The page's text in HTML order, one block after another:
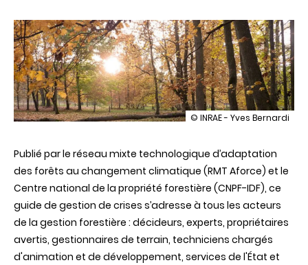
illustration
en
forêt
:
parution
d’un
nouveau
guide
de
gestion
© INRAE - Yves Bernardi
Publié par le réseau mixte technologique d’adaptation
des forêts au changement climatique (RMT Aforce) et le
Centre national de la propriété forestière (CNPF-IDF), ce
guide de gestion de crises s’adresse à tous les acteurs
de la gestion forestière : décideurs, experts, propriétaires
avertis, gestionnaires de terrain, techniciens chargés
d'animation et de développement, services de l'État et